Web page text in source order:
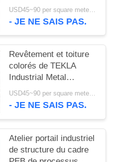
haute résistance
USD45~90 per square meter MOQ:1000 mètres carrés
- JE NE SAIS PAS.
Revêtement et toiture
colorés de TEKLA
Industrial Metal
Workshop Building
USD45~90 per square meter MOQ:1000 mètres carrés
- JE NE SAIS PAS.
Atelier portail industriel
de structure du cadre